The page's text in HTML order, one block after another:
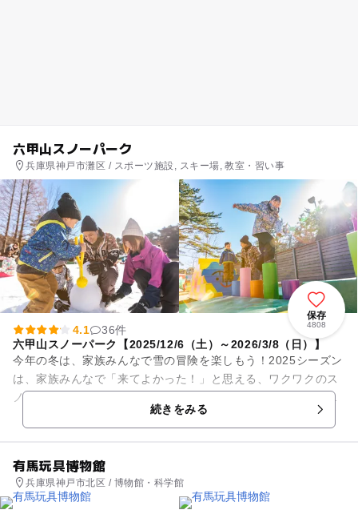
六甲山スノーパーク
兵庫県神戸市灘区 / スポーツ施設, スキー場, 教室・習い事
保存
4808
4.1
36件
六甲山スノーパーク【2025/12/6（土）～2026/3/8（日）】
今年の冬は、家族みんなで雪の冒険を楽しもう！2025シーズン
は、家族みんなで「来てよかった！」と思える、ワクワクのス
ノーパフォーマンス（スノパ）体験が盛りだくさん！時間もお
金もムダにせず、思いっ...続きをみる
有馬玩具博物館
兵庫県神戸市北区 / 博物館・科学館